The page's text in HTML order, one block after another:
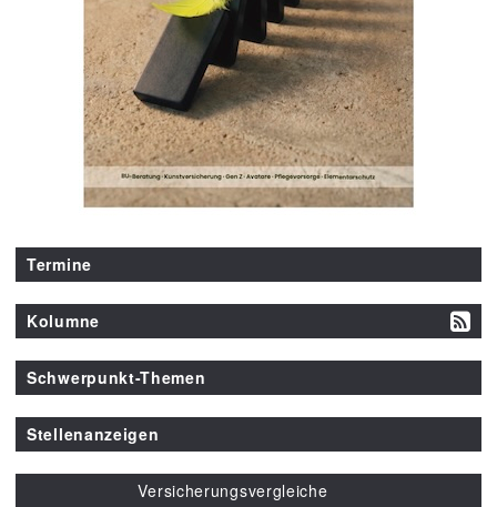
Termine
Kolumne
Schwerpunkt-Themen
Stellenanzeigen
Versicherungsvergleiche